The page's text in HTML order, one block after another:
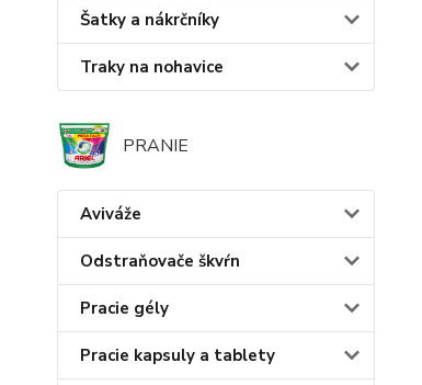
Šatky a nákrčníky
Traky na nohavice
PRANIE
Aviváže
Odstraňovače škvŕn
Pracie gély
Pracie kapsuly a tablety